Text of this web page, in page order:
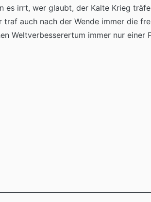
irrt, wer glaubt, der Kalte Krieg
auch nach der Wende immer die
Weltverbesserertum immer nur einer